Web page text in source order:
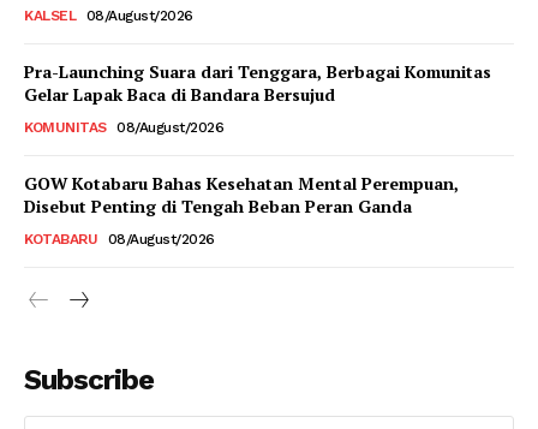
KALSEL 08/August/2026
Pra-Launching Suara dari Tenggara, Berbagai Komunitas
Gelar Lapak Baca di Bandara Bersujud
KOMUNITAS 08/August/2026
GOW Kotabaru Bahas Kesehatan Mental Perempuan,
Disebut Penting di Tengah Beban Peran Ganda
KOTABARU 08/August/2026
Subscribe